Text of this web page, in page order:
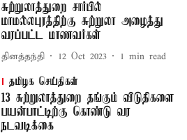
சுற்றுலாத்துறை சார்பில்
மாமல்லபுரத்திற்கு சுற்றுலா அழைத்து
வரப்பட்ட மாணவர்கள்
தினத்தந்தி 12 Oct 2023 1 min read
தமிழக செய்திகள்
13 சுற்றுலாத்துறை தங்கும் விடுதிகளை
பயன்பாட்டிற்கு கொண்டு வர
நடவடிக்கை